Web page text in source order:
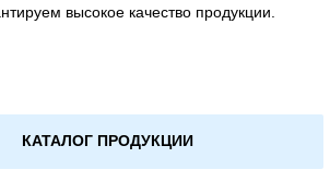
высокое качество продукции.
КАТАЛОГ ПРОДУКЦИИ